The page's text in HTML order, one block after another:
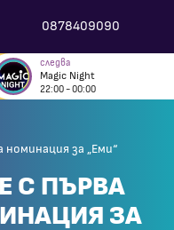
0878409090
следва
Magic Night
22:00 - 00:00
номинация за „Еми“
С ПЪРВА
ЗА